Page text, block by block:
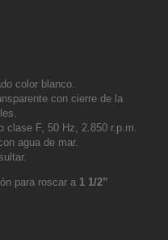
color blanco.
con cierre de la
clase F, 50 Hz, 2.850 r.p.m.
agua de mar.
para roscar a 1 1/2”